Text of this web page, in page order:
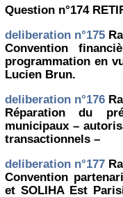
Question n°174
deliberation n°175
Convention
programmation en
Lucien Brun.
deliberation n°176
Réparation du
municipaux –
transactionnels –
deliberation n°177
Convention
et SOLIHA Est